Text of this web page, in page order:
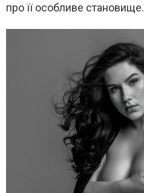
про її особливе становище.